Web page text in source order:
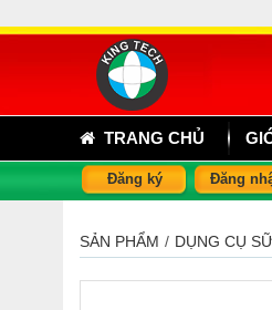
TRANG CHỦ
Đăng ký Đăng
SẢN PHẨM / DỤNG CỤ